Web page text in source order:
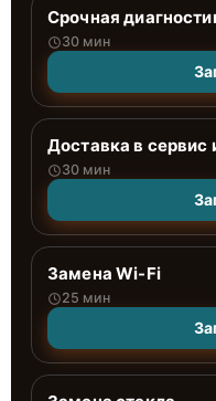
Срочная
30 мин
Доставка в сервис
30 мин
Замена Wi-Fi
25 мин